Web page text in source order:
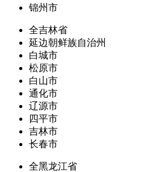
锦州市
全吉林省
延边朝鲜族自治州
白城市
松原市
白山市
通化市
辽源市
四平市
吉林市
长春市
全黑龙江省